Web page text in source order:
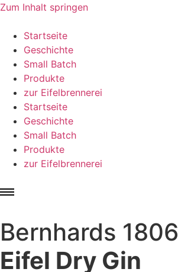
Zum Inhalt springen
Startseite
Geschichte
Small Batch
Produkte
zur Eifelbrennerei
Startseite
Geschichte
Small Batch
Produkte
zur Eifelbrennerei
Bernhards 1806
Eifel Dry Gin